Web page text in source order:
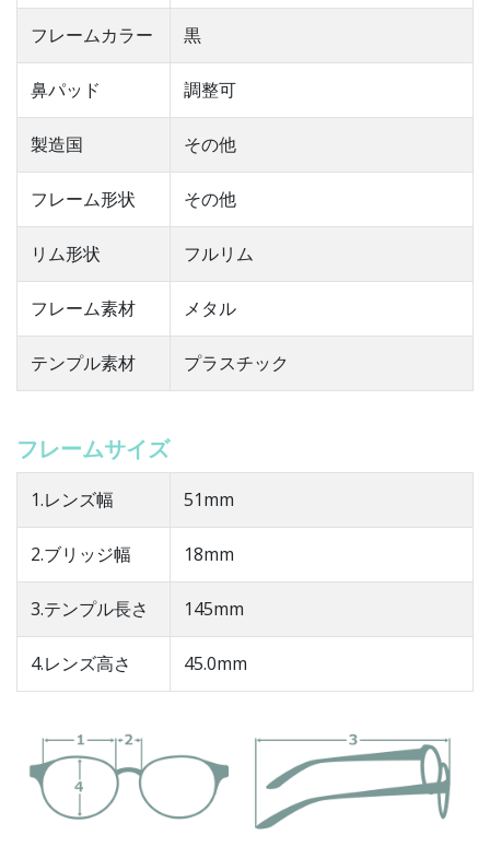
フレームカラー 黒
鼻パッド 調整可
製造国 その他
フレーム形状 その他
リム形状 フルリム
フレーム素材 メタル
テンプル素材 プラスチック
フレームサイズ
1.レンズ幅 51mm
2.ブリッジ幅 18mm
3.テンプル長さ 145mm
4.レンズ高さ 45.0mm